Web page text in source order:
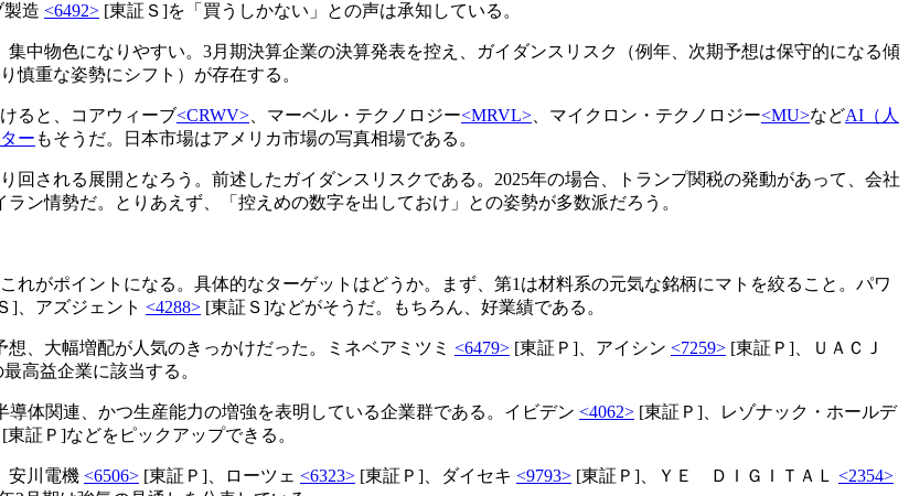
造 <6492> [東証Ｓ]を「買うしかない」との声は承知している。
集中物色になりやすい。3月期決算企業の決算発表を控え、ガイダンスリスク（例年、次期予想は保守的になる傾
慎重な姿勢にシフト）が存在する。
ると、コアウィーブ<CRWV> 、マーベル・テクノロジー<MRVL> 、マイクロン・テクノロジー<MU>などAI（人
ー もそうだ。日本市場はアメリカ市場の写真相場である。
回される展開となろう。前述したガイダンスリスクである。2025年の場合、トランプ関税の発動があって、会社
ン情勢だ。とりあえず、「控えめの数字を出しておけ」との姿勢が多数派だろう。
れがポイントになる。具体的なターゲットはどうか。まず、第1は材料系の元気な銘柄にマトを絞ること。パワ
]、アズジェント <4288> [東証Ｓ]などがそうだ。もちろん、好業績である。
、大幅増配が人気のきっかけだった。ミネベアミツミ <6479> [東証Ｐ]、アイシン <7259> [東証Ｐ]、ＵＡＣＪ
高益企業に該当する。
体関連、かつ生産能力の増強を表明している企業群である。イビデン <4062> [東証Ｐ]、レゾナック・ホールデ
[東証Ｐ]などをピックアップできる。
安川電機 <6506> [東証Ｐ]、ローツェ <6323> [東証Ｐ]、ダイセキ <9793> [東証Ｐ]、ＹＥ ＤＩＧＩＴＡＬ <2354>